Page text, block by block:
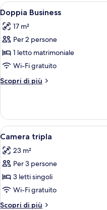
Apri
tutte
le
foto
per
Doppia
Business
6
Doppia Business
17 m²
Per 2 persone
1 letto matrimoniale
Wi-Fi gratuito
Scopri di più
Altri
Business
Apri
tutte
le
foto
per
Camera
tripla
2
Camera tripla
23 m²
Per 3 persone
3 letti singoli
Wi-Fi gratuito
Scopri di più
Altri